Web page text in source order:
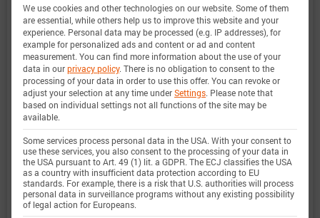
范围内。
电量范围 0 … 100%
电流范围
定义
-56 A 放电 … 11 A 充电 (-20.0C …
4.0C)
电压范围
定义
2.5 … 4.2 V
We use cookies and other technologies on our website. Some of them
are essential, while others help us to improve this website and your
experience. Personal data may be processed (e.g. IP addresses), for
example for personalized ads and content or ad and content
measurement. You can find more information about the use of your
data in ourprivacy policy. There is no obligation to consent to the
processing of your data in order to use this offer. You can revoke or
adjust your selection at any time underSettings. Please note that
based on individual settings not all functions of the site may be
available.
Some services process personal data in the USA. With your consent to
use these services, you also consent to the processing of your data in
the USA pursuant to Art. 49 (1) lit. a GDPR. The ECJ classifies the USA
as a country with insufficient data protection according to EU
standards. For example, there is a risk that U.S. authorities will process
personal data in surveillance programs without any existing possibility
of legal action for Europeans.